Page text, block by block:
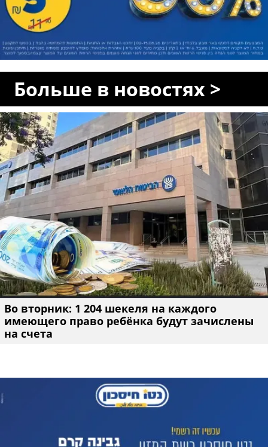
Больше в новостях >
Во вторник: 1 204 шекеля на каждого
имеющего право ребёнка будут зачислены
на счета